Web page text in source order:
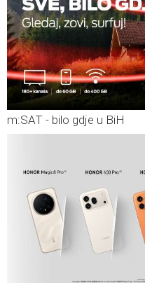
m:SAT - bilo gdje u BiH